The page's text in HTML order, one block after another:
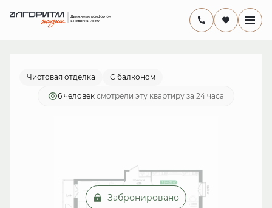
1-комнатная
9 159 447 руб.
от 26 649 руб./мес.
Чистовая отделка С балконом
6 человек смотрели эту квартиру за 24 часа
Забронировано